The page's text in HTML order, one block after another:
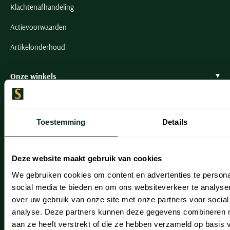
Toestemming Details
Deze website maakt gebruik van cookies
We gebruiken cookies om content en advertenties te
social media te bieden en om ons websiteverkeer te
over uw gebruik van onze site met onze partners voor
analyse. Deze partners kunnen deze gegevens combineren
aan ze heeft verstrekt of die ze hebben verzameld op basis
Klachtenafhandeling
Actievoorwaarden
Artikelonderhoud
Onze winkels
Onze winkels
Heemstede
Hillegom
Leiderdorp
Lisse
Noordwijk
Oegstgeest